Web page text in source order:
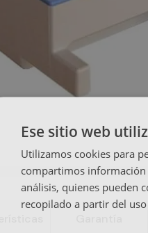
Ese sitio web
Utilizamos cookies para
compartimos
análisis, quienes pueden
recopilado a partir del